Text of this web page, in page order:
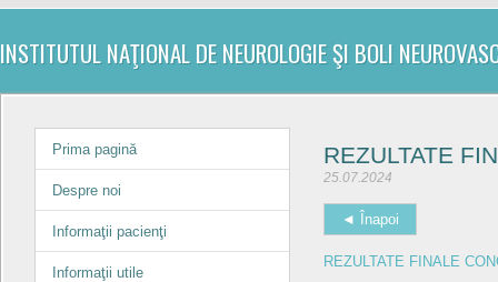
INSTITUTUL NAŢIONAL DE NEUROLOGIE ŞI BOLI
Prima pagină
Despre noi
Informaţii pacienţi
Informaţii utile
REZULTATE
25.07.2024
◄ Înapoi
REZULTATE FINALE